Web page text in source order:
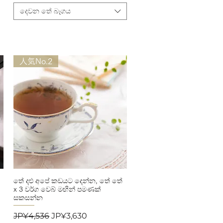
දෙවන තේ බෑගය
Quick View
人気No.2
තේ දළු අපේ කඩයට දෙන්න, තේ තේ
x 3 වර්ග වෙබ් මඟින් පමණක්
සකසන්න
Regular Price
JP¥4,536Sale Price
JP¥3,630